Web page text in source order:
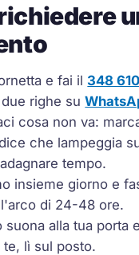
e fai il 348
due righe su
cosa non va:
che lampeggia
tempo.
insieme giorno e
di 24-48 ore.
suona alla tua porta
te, lì sul posto.